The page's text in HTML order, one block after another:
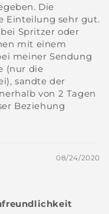
Die
Einteilung sehr gut.
Spritzer oder
mit einem
meiner Sendung
(nur die
sandte der
von 2 Tagen
Beziehung
08/24/2020